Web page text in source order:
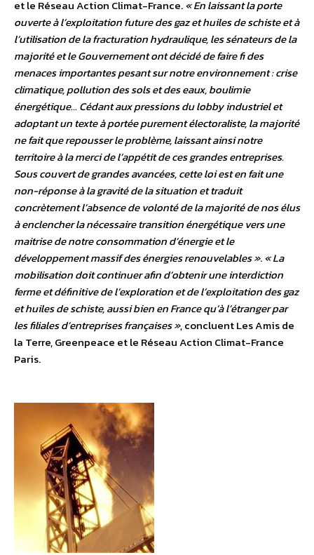
et le Réseau Action Climat-France.« En laissant la porte
ouverte à l’exploitation future des gaz et huiles de schiste et à
l’utilisation de la fracturation hydraulique, les sénateurs de la
majorité et le Gouvernement ont décidé de faire fi des
menaces importantes pesant sur notre environnement : crise
climatique, pollution des sols et des eaux, boulimie
énergétique… Cédant aux pressions du lobby industriel et
adoptant un texte à portée purement électoraliste, la majorité
ne fait que repousser le problème, laissant ainsi notre
territoire à la merci de l’appétit de ces grandes entreprises.
Sous couvert de grandes avancées, cette loi est en fait une
non-réponse à la gravité de la situation et traduit
concrètement l’absence de volonté de la majorité de nos élus
à enclencher la nécessaire transition énergétique vers une
maitrise de notre consommation d’énergie et le
développement massif des énergies renouvelables ».« La
mobilisation doit continuer afin d’obtenir une interdiction
ferme et définitive de l’exploration et de l’exploitation des gaz
et huiles de schiste, aussi bien en France qu’à l’étranger par
les filiales d’entreprises françaises », concluent Les Amis de
la Terre, Greenpeace et le Réseau Action Climat-France
Paris.